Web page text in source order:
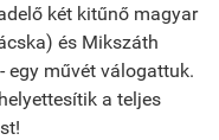
két kitűnő magyar
és Mikszáth
egy művét válogattuk.
a teljes